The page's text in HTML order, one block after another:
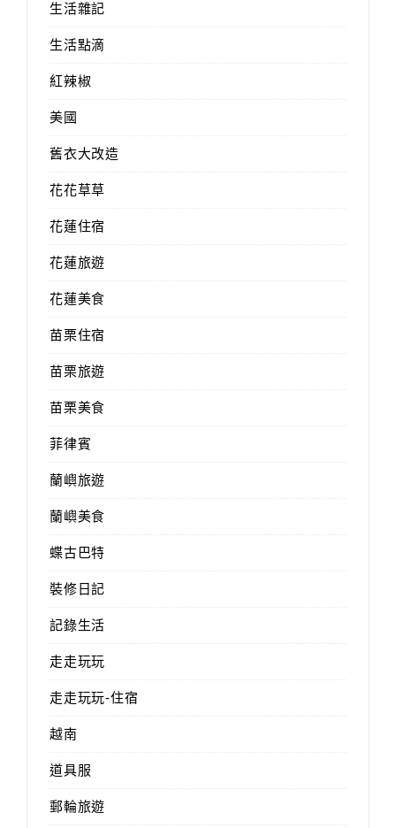
生活雜記
生活點滴
紅辣椒
美國
舊衣大改造
花花草草
花蓮住宿
花蓮旅遊
花蓮美食
苗栗住宿
苗栗旅遊
苗栗美食
菲律賓
蘭嶼旅遊
蘭嶼美食
蝶古巴特
裝修日記
記錄生活
走走玩玩
走走玩玩-住宿
越南
道具服
郵輪旅遊